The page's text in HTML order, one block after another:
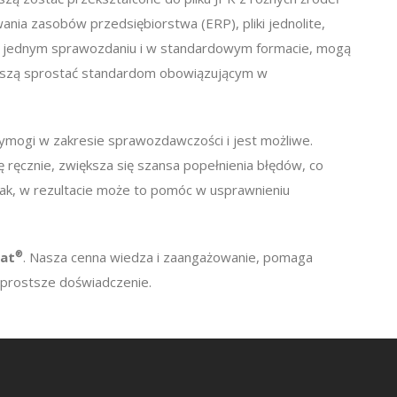
zasobów przedsiębiorstwa (ERP), pliki jednolite,
sprawozdaniu i w standardowym formacie, mogą
sprostać standardom obowiązującym w
w zakresie sprawozdawczości i jest możliwe.
zwiększa się szansa popełnienia błędów, co
w rezultacie może to pomóc w usprawnieniu
®. Nasza cenna wiedza i zaangażowanie, pomaga
doświadczenie.